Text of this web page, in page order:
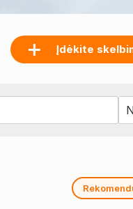
Įdėkite